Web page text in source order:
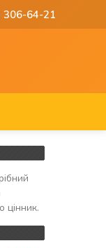
306-64-21
цінник.